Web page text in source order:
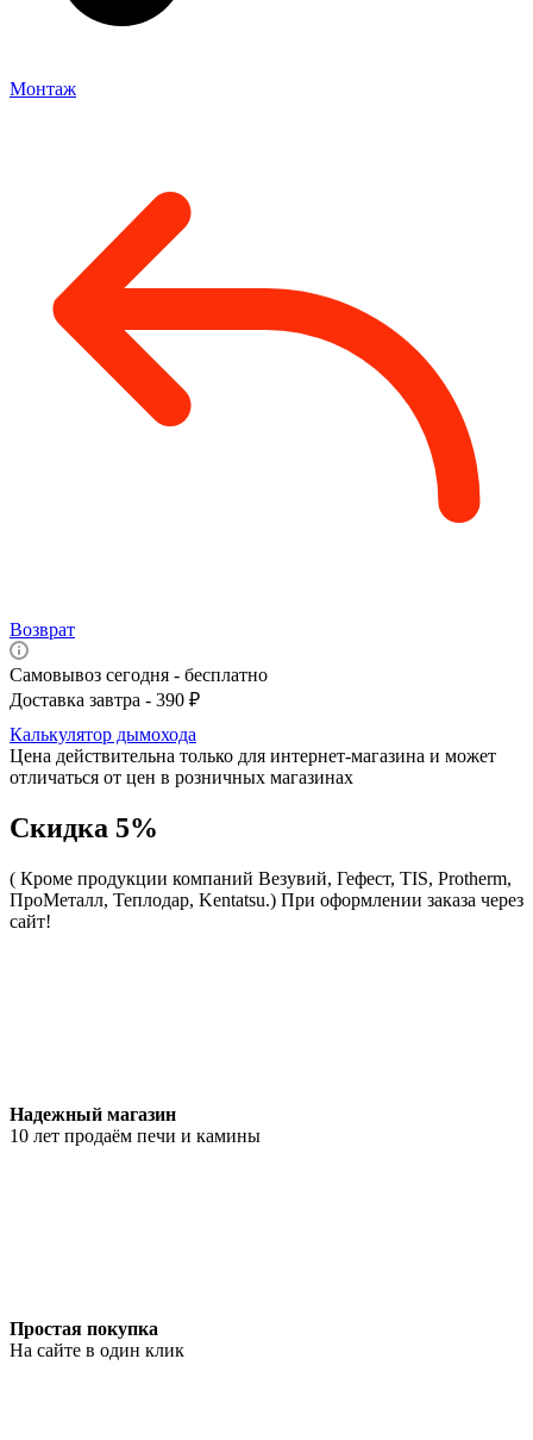
Монтаж
Возврат
Самовывоз сегодня - бесплатно
Доставка завтра - 390 ₽
Калькулятор дымохода
Цена действительна только для интернет-магазина и может
отличаться от цен в розничных магазинах
Скидка 5%
( Кроме продукции компаний Везувий, Гефест, TIS, Protherm,
ПроМеталл, Теплодар, Kentatsu.) При оформлении заказа через
сайт!
Надежный магазин
10 лет продаём печи и камины
Простая покупка
На сайте в один клик